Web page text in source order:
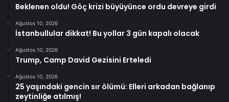
Beklenen oldu! Göç krizi büyüyünce ordu devreye girdi
Ağustos 10, 2026
İstanbullular dikkat! Bu yollar 3 gün kapalı olacak
Ağustos 10, 2026
Trump, Camp David Gezisini Erteledi
Ağustos 10, 2026
25 yaşındaki gencin sır ölümü: Elleri arkadan bağlanıp
zeytinliğe atılmış!